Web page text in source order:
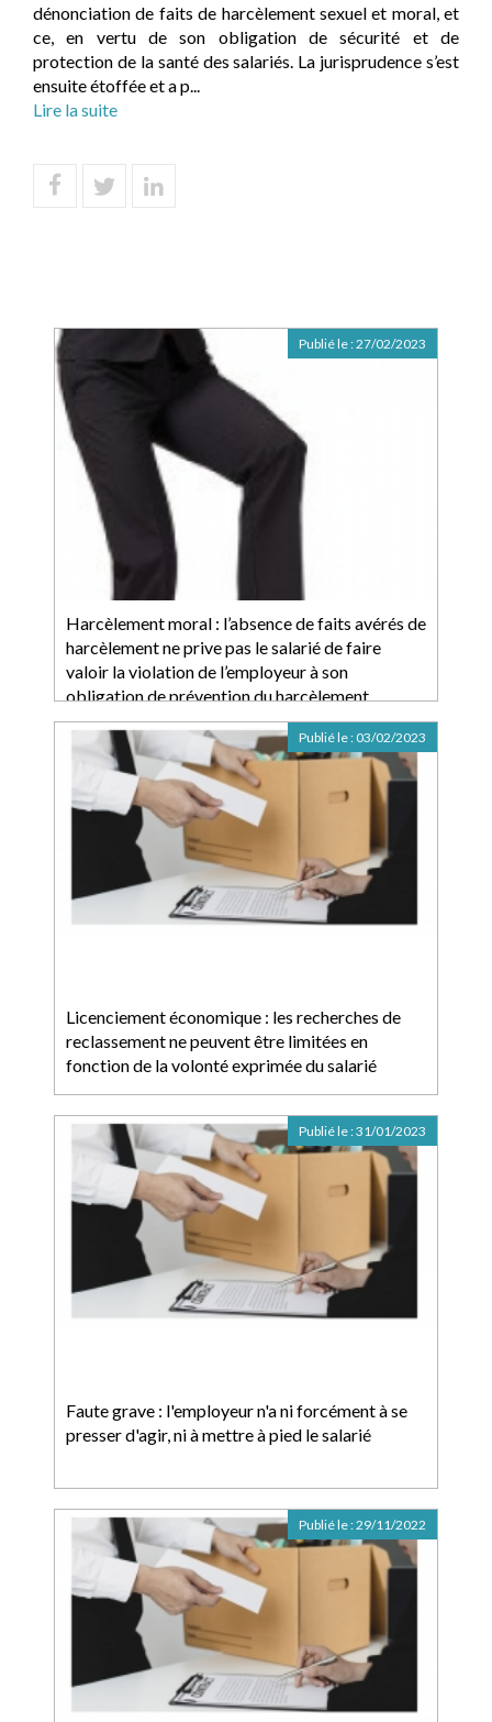
dénonciation de faits de harcèlement sexuel et moral, et
ce, en vertu de son obligation de sécurité et de
protection de la santé des salariés. La jurisprudence s’est
ensuite étoffée et a p...
Lire la suite
Harcèlement moral : l’absence de faits avérés de
harcèlement ne prive pas le salarié de faire
valoir la violation de l’employeur à son
obligation de prévention du harcèlement
Publié le :27/02/2023
Licenciement économique : les recherches de
reclassement ne peuvent être limitées en
fonction de la volonté exprimée du salarié
Publié le : 03/02/2023
Faute grave : l'employeur n'a ni forcément à se
presser d'agir, ni à mettre à pied le salarié
Publié le :31/01/2023
Publié le :29/11/2022